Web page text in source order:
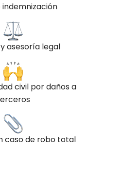
indemnización
asesoría legal
civil por daños a
caso de robo total